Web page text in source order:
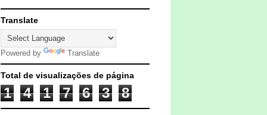
Translate
Powered by Translate
Total de visualizações de página
1 4 1 7 6 3 8